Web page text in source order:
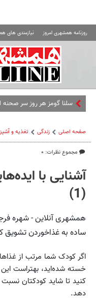
روزنامه همشهری امروز نیازمندی های
سلنا گومز هر روز سر صحنه
صفحه اصلی زندگی تغذیه و
مجموع نظرات: ۰
آشنایی با
(1)
همشهری آنلاین - شهره
ساده به غذاخوردن تشویق
اگر کودک شما مرتب از
خسته شده‌اید، بهتراست این
کنید تا شاید کودکتان
دهد.